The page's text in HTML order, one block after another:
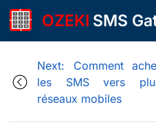
OZEKI SMS
Next: Comment
les SMS vers
réseaux mobiles